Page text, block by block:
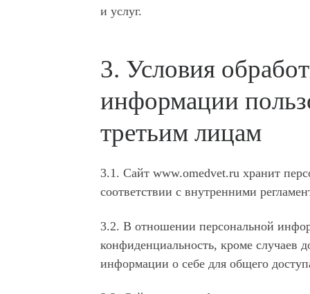
и услуг.
3. Условия
информации
третьим лицам
3.1. Сайт www.omedvet.ru хранит
соответствии с внутренними
3.2. В отношении персональной
конфиденциальность, кроме случаев
информации о себе для общего